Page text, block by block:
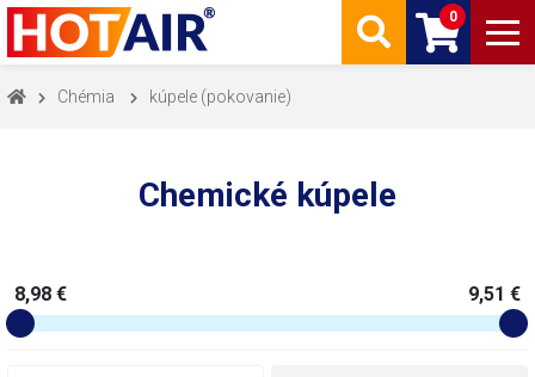
0
Chémia kúpele (pokovanie)
Chemické kúpele
8,98 € 9,51 €